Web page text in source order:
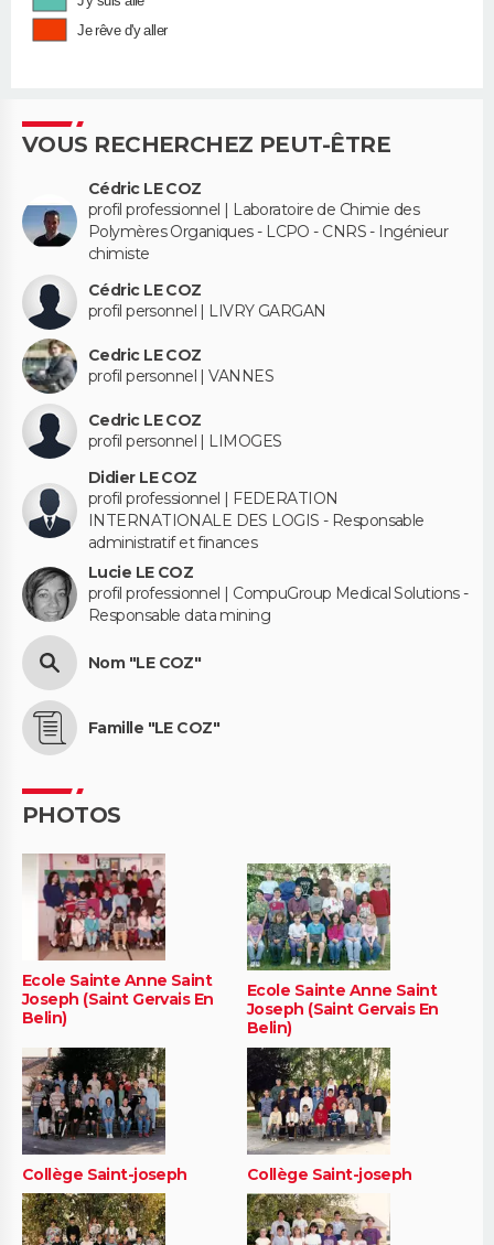
Je rêve d'y aller
VOUS RECHERCHEZ PEUT-ÊTRE
Cédric LE COZ
profil professionnel | Laboratoire de Chimie des
Polymères Organiques - LCPO - CNRS - Ingénieur
chimiste
Cédric LE COZ
profil personnel | LIVRY GARGAN
Cedric LE COZ
profil personnel | VANNES
Cedric LE COZ
profil personnel | LIMOGES
Didier LE COZ
profil professionnel | FEDERATION
INTERNATIONALE DES LOGIS - Responsable
administratif et finances
Lucie LE COZ
profil professionnel | CompuGroup Medical Solutions -
Responsable data mining
Nom "LE COZ"
Famille "LE COZ"
PHOTOS
Ecole Sainte Anne Saint
Joseph (Saint Gervais En
Belin)
Ecole Sainte Anne Saint
Joseph (Saint Gervais En
Belin)
Collège Saint-joseph Collège Saint-joseph